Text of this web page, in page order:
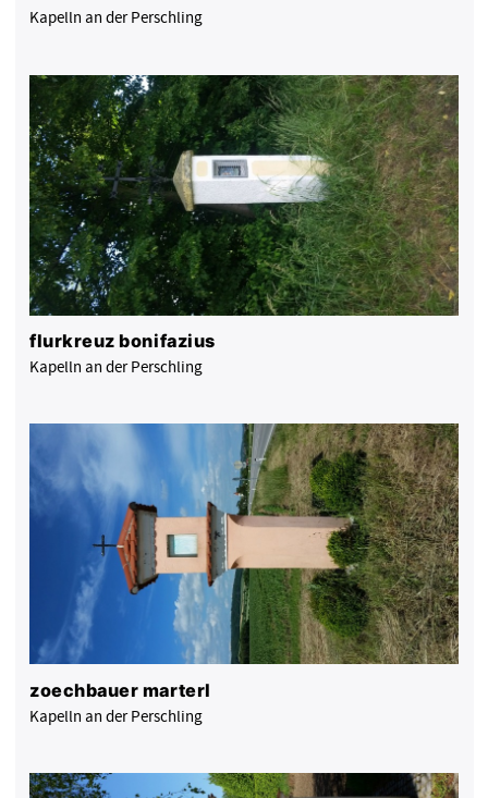
Kapelln an der Perschling
flurkreuz bonifazius
Kapelln an der Perschling
zoechbauer marterl
Kapelln an der Perschling